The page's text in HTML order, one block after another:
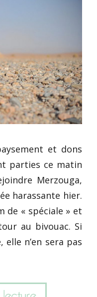
et dons
parties ce matin
Merzouga,
harassante hier.
de « spéciale » et
au bivouac. Si
n’en sera pas